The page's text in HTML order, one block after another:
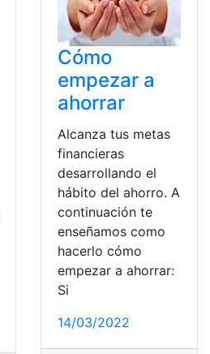
Cómo
empezar a
ahorrar
Alcanza tus metas
financieras
desarrollando el
hábito del ahorro. A
continuación te
enseñamos como
hacerlo cómo
empezar a ahorrar:
Si
14/03/2022